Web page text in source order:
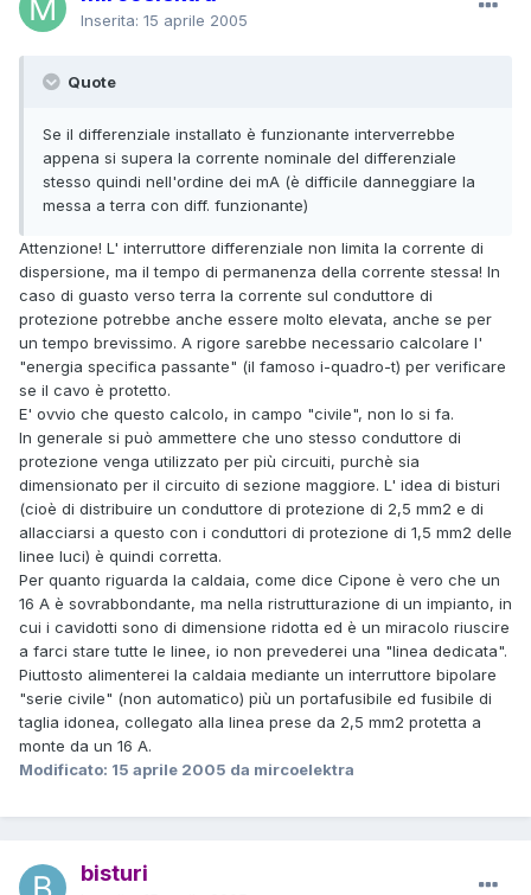
Inserita: 15 aprile 2005
Quote
Se il differenziale installato è funzionante interverrebbe
appena si supera la corrente nominale del differenziale
stesso quindi nell'ordine dei mA (è difficile danneggiare la
messa a terra con diff. funzionante)
Attenzione! L' interruttore differenziale non limita la corrente di
dispersione, ma il tempo di permanenza della corrente stessa! In
caso di guasto verso terra la corrente sul conduttore di
protezione potrebbe anche essere molto elevata, anche se per
un tempo brevissimo. A rigore sarebbe necessario calcolare l'
"energia specifica passante" (il famoso i-quadro-t) per verificare
se il cavo è protetto.
E' ovvio che questo calcolo, in campo "civile", non lo si fa.
In generale si può ammettere che uno stesso conduttore di
protezione venga utilizzato per più circuiti, purchè sia
dimensionato per il circuito di sezione maggiore. L' idea di bisturi
(cioè di distribuire un conduttore di protezione di 2,5 mm2 e di
allacciarsi a questo con i conduttori di protezione di 1,5 mm2 delle
linee luci) è quindi corretta.
Per quanto riguarda la caldaia, come dice Cipone è vero che un
16 A è sovrabbondante, ma nella ristrutturazione di un impianto, in
cui i cavidotti sono di dimensione ridotta ed è un miracolo riuscire
a farci stare tutte le linee, io non prevederei una "linea dedicata".
Piuttosto alimenterei la caldaia mediante un interruttore bipolare
"serie civile" (non automatico) più un portafusibile ed fusibile di
taglia idonea, collegato alla linea prese da 2,5 mm2 protetta a
monte da un 16 A.
Modificato: 15 aprile 2005 da mircoelektra
bisturi